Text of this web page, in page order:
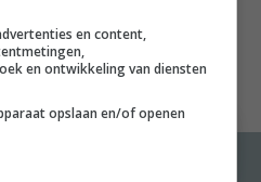
werk en een sociaal leven.
en brood. Inderdaad,
is verbannen. Want kom
pieper of beetgaar
of goed belegde
en content,
en ontwikkeling van diensten
opslaan en/of openen